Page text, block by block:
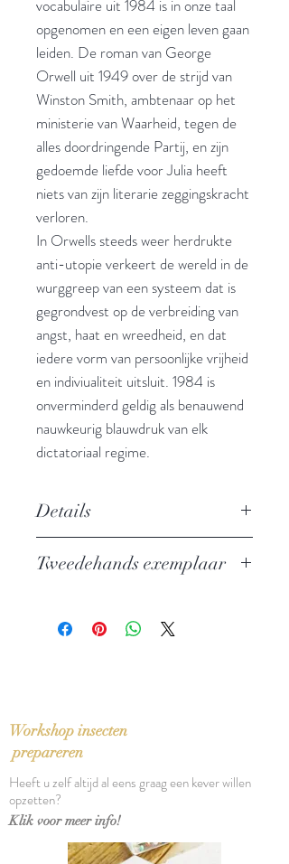
vocabulaire uit 1984 is in onze taal
opgenomen en een eigen leven gaan
leiden. De roman van George
Orwell uit 1949 over de strijd van
Winston Smith, ambtenaar op het
ministerie van Waarheid, tegen de
alles doordringende Partij, en zijn
gedoemde liefde voor Julia heeft
niets van zijn literarie zeggingskracht
verloren.
In Orwells steeds weer herdrukte
anti-utopie verkeert de wereld in de
wurggreep van een systeem dat is
gegrondvest op de verbreiding van
angst, haat en wreedheid, en dat
iedere vorm van persoonlijke vrijheid
en indiviualiteit uitsluit. 1984 is
onverminderd geldig als benauwend
nauwkeurig blauwdruk van elk
dictatoriaal regime.
Details
Uitgever: De Arbeiderspers
Vertaling: Tineke Davids
Verschijningsdatum: 2007
Aantal pagina's: 312
Tweedehands exemplaar
Workshop insecten
prepareren
Heeft u zelf altijd al eens graag een kever willen
opzetten?
Klik voor meer info!